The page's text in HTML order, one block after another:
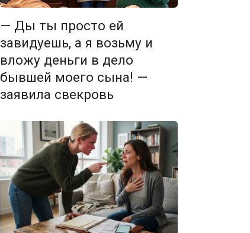
— Ды ты просто ей
завидуешь, а я возьму и
вложу деньги в дело
бывшей моего сына! —
заявила свекровь